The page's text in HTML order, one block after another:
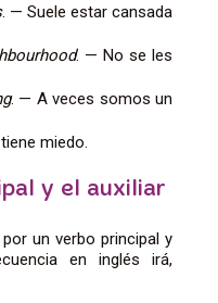
. — Suele estar cansada
. — No se les
. — A veces somos un
miedo.
y el auxiliar
un verbo principal y
en inglés irá,